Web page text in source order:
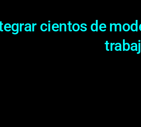
cientos de